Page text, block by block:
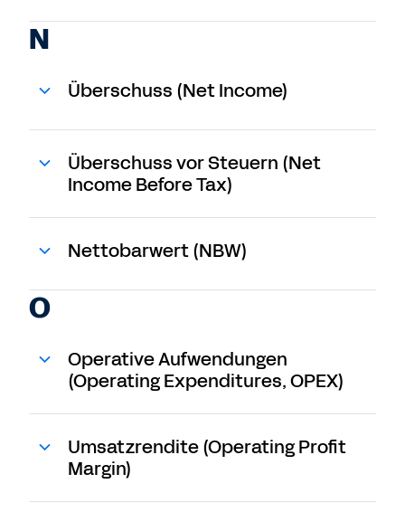
N
Überschuss (Net Income)
Überschuss vor Steuern (Net
Income Before Tax)
Nettobarwert (NBW)
O
Operative Aufwendungen
(Operating Expenditures, OPEX)
Umsatzrendite (Operating Profit
Margin)